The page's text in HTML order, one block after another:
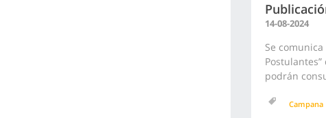
14-08-2024
Se
podrán
Campana